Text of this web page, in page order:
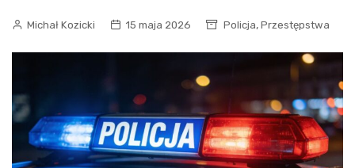
Michał Kozicki 15 maja 2026 Policja, Przestępstwa